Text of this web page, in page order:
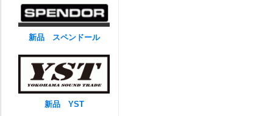
新品 スペンドール
新品 YST